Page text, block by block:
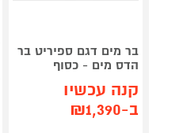
בר מים דגם ספיריט בר
הדס מים - כסוף
קנה עכשיו
ב-₪1,390